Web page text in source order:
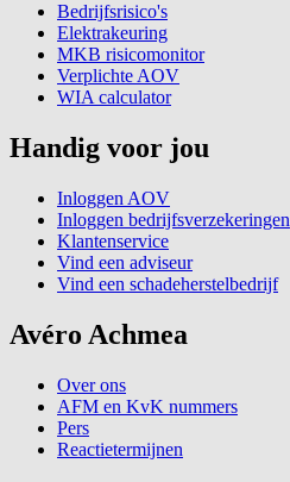
Bedrijfsrisico's
Elektrakeuring
MKB risicomonitor
Verplichte AOV
WIA calculator
Handig voor jou
Inloggen AOV
Inloggen bedrijfsverzekeringen
Klantenservice
Vind een adviseur
Vind een schadeherstelbedrijf
Avéro Achmea
Over ons
AFM en KvK nummers
Pers
Reactietermijnen